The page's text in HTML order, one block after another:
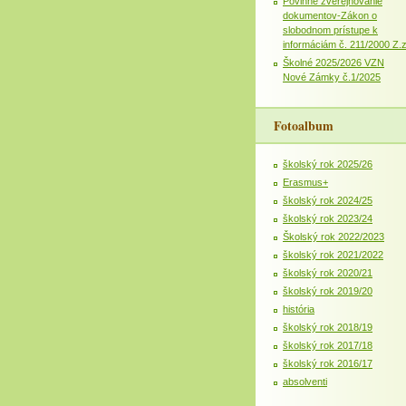
dokumentov-Zákon o
slobodnom prístupe k
informáciám č. 211/2000 Z.z
Školné 2025/2026 VZN
Nové Zámky č.1/2025
Fotoalbum
školský rok 2025/26
Erasmus+
školský rok 2024/25
školský rok 2023/24
Školský rok 2022/2023
školský rok 2021/2022
školský rok 2020/21
školský rok 2019/20
história
školský rok 2018/19
školský rok 2017/18
školský rok 2016/17
absolventi